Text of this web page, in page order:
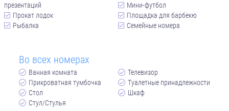
презентаций
Прокат лодок
Рыбалка
Мини-футбол
Площадка для барбекю
Семейные номера
Во всех номерах
Ванная комната
Прикроватная тумбочка
Стол
Стул/Стулья
Телевизор
Туалетные принадлежности
Шкаф